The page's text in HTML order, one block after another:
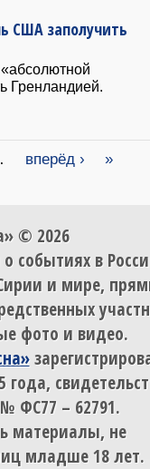
США заполучить
Гренландией.
вперёд › »
© 2026
событиях в
и мире,
фото и видео.
года,
ФС77 – 62791.
материалы, не
младше 18 лет.